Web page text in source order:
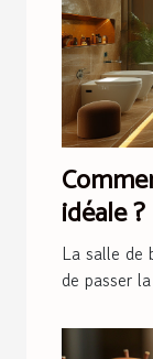
idéale ?
La salle de
de passer